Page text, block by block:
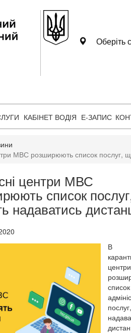
Оберіть
КАБІНЕТ ВОДІЯ Е-ЗАПИС
МВС розширюють список послуг,
центри МВС
список
надаватись
В
список